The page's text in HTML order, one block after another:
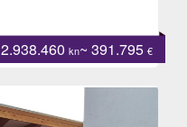
2.938.460 kn~ 391.795 €